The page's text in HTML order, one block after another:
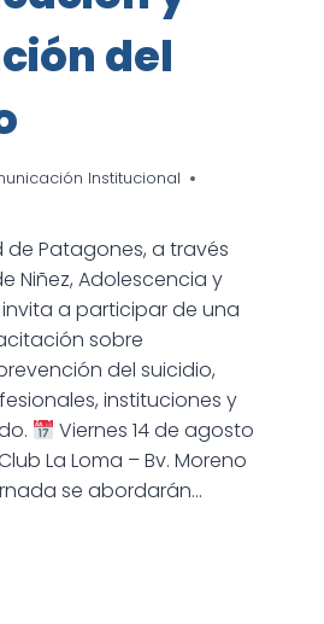
del
Institucional
de Patagones, a través
Niñez, Adolescencia y
invita a participar de una
sobre
del suicidio,
instituciones y
Viernes 14 de agosto
La Loma – Bv. Moreno
se abordarán…